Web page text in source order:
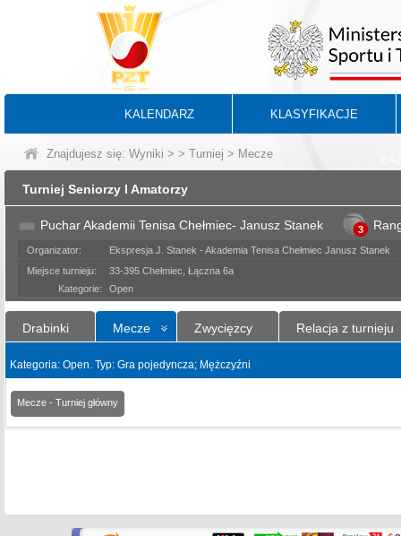
KALENDARZ KLASYFIKACJE
Znajdujesz się: Wyniki > > Turniej > Mecze
Turniej Seniorzy I Amatorzy
Puchar Akademii Tenisa Chełmiec- Janusz Stanek 3
Organizator:
Ekspresja J. Stanek - Akademia Tenisa Chełmiec Janusz Stanek
Miejsce turnieju:
33-395 Chełmiec, Łączna 6a
Kategorie:
Open
Drabinki Mecze Zwycięzcy Relacja z turnieju
Kategoria: Open. Typ: Gra pojedyncza; Mężczyźni
Mecze - Turniej główny